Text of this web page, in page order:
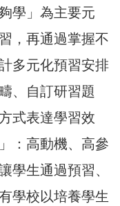
學」為主要元
，再通過掌握不
多元化預習安排
、自訂研習題
式表達學習效
：高動機、高參
學生通過預習、
學校以培養學生